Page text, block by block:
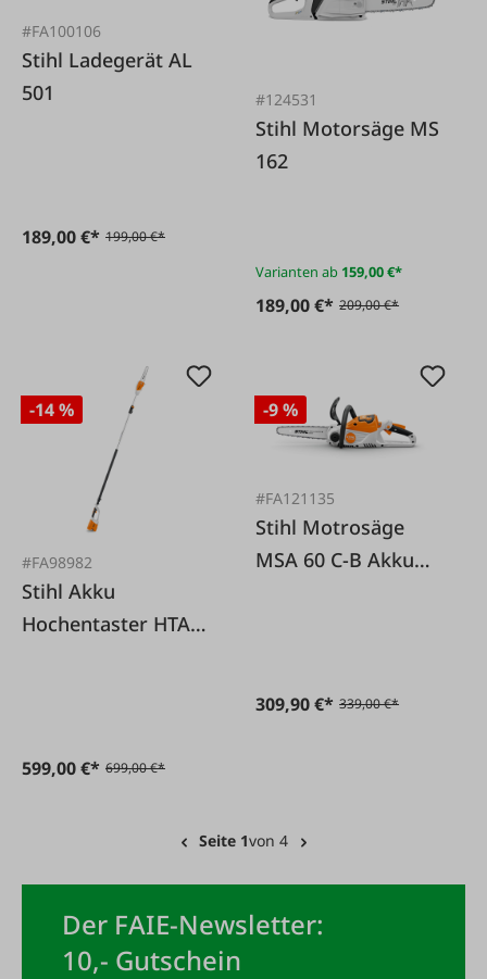
#FA100106
Stihl Ladegerät AL
501
189,00 €* 199,00 €*
#124531
Stihl Motorsäge MS
162
Varianten ab 159,00 €*
189,00 €* 209,00 €*
-14 %
#FA98982
Stihl Akku
Hochentaster HTA
599,00 €* 699,00 €*
-9 %
#FA121135
Stihl Motrosäge
MSA 60 C-B Akku
309,90 €* 339,00 €*
Seite 1von 4
Der FAIE-Newsletter:
10,- Gutschein